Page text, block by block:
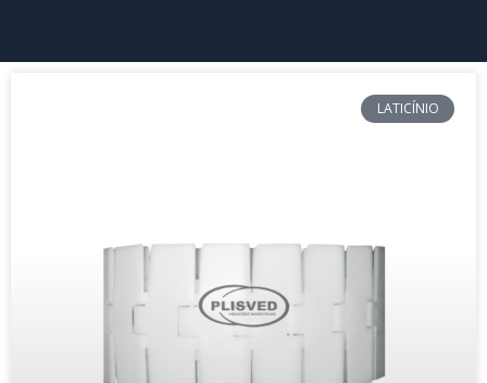
LATICÍNIO